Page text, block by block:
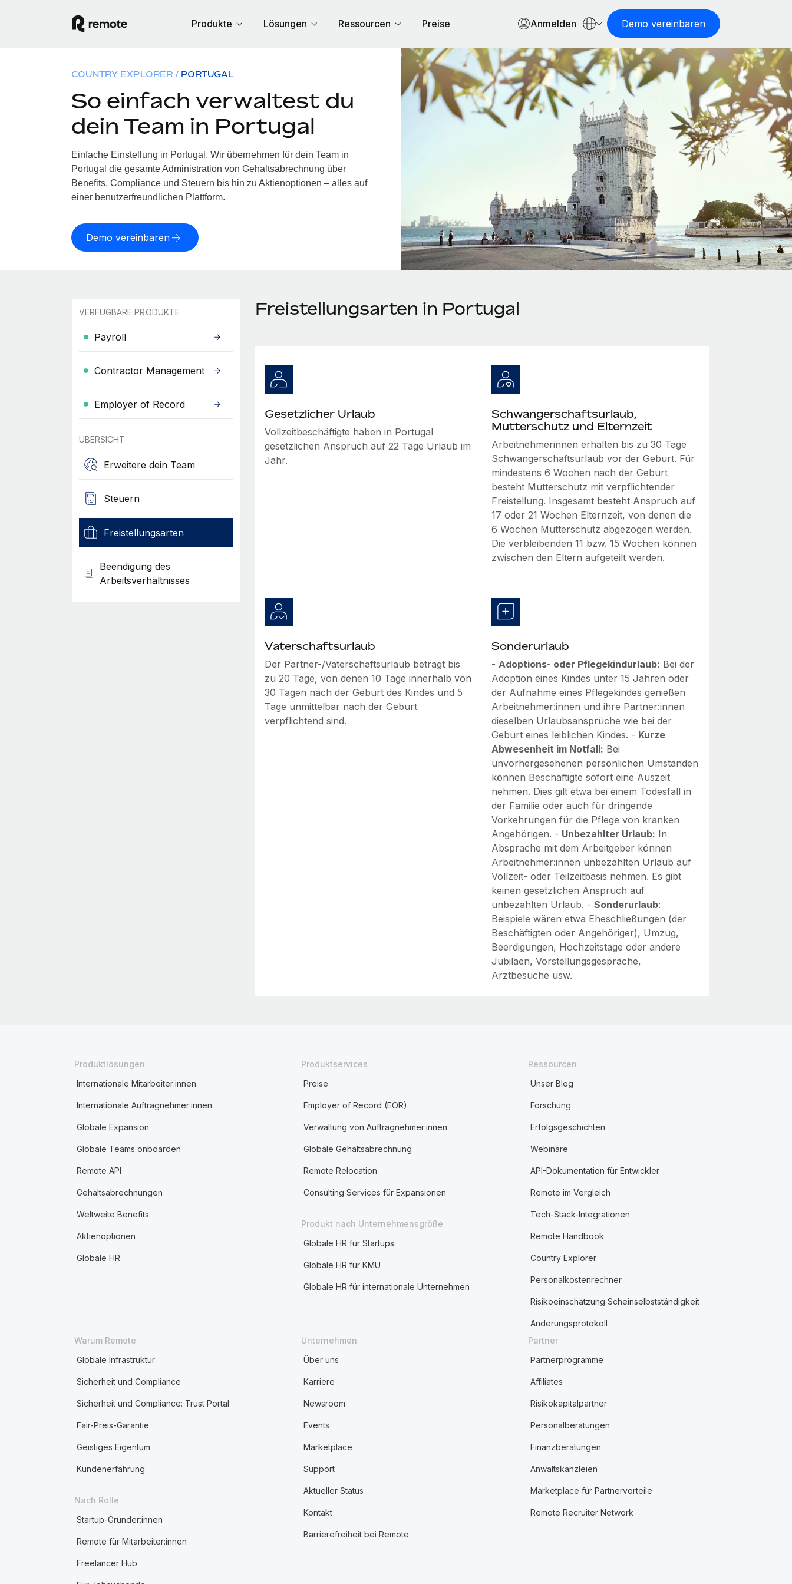
Produkte Lösungen Ressourcen Preise Anmelden Demo vereinbaren
COUNTRY EXPLORER PORTUGAL
So einfach verwaltest du
dein Team in Portugal
Einfache Einstellung in Portugal. Wir übernehmen für dein Team in
Portugal die gesamte Administration von Gehaltsabrechnung über
Benefits, Compliance und Steuern bis hin zu Aktienoptionen – alles auf
einer benutzerfreundlichen Plattform.
Demo vereinbaren
VERFÜGBARE PRODUKTE
Payroll
Contractor Management
Employer of Record
ÜBERSICHT
Erweitere dein Team
Steuern
Freistellungsarten
Beendigung des
Arbeitsverhältnisses
Freistellungsarten in Portugal
Gesetzlicher Urlaub
Vollzeitbeschäftigte haben in Portugal
gesetzlichen Anspruch auf 22 Tage Urlaub im
Jahr.
Schwangerschaftsurlaub,
Mutterschutz und Elternzeit
Arbeitnehmerinnen erhalten bis zu 30 Tage
Schwangerschaftsurlaub vor der Geburt. Für
mindestens 6 Wochen nach der Geburt
besteht Mutterschutz mit verpflichtender
Freistellung. Insgesamt besteht Anspruch auf
17 oder 21 Wochen Elternzeit, von denen die
6 Wochen Mutterschutz abgezogen werden.
Die verbleibenden 11 bzw. 15 Wochen können
zwischen den Eltern aufgeteilt werden.
Vaterschaftsurlaub
Der Partner-/Vaterschaftsurlaub beträgt bis
zu 20 Tage, von denen 10 Tage innerhalb von
30 Tagen nach der Geburt des Kindes und 5
Tage unmittelbar nach der Geburt
verpflichtend sind.
Sonderurlaub
-Adoptions- oder Pflegekindurlaub: Bei der
Adoption eines Kindes unter 15 Jahren oder
der Aufnahme eines Pflegekindes genießen
Arbeitnehmer:innen und ihre Partner:innen
dieselben Urlaubsansprüche wie bei der
Geburt eines leiblichen Kindes. - Kurze
Abwesenheit im Notfall: Bei
unvorhergesehenen persönlichen Umständen
können Beschäftigte sofort eine Auszeit
nehmen. Dies gilt etwa bei einem Todesfall in
der Familie oder auch für dringende
Vorkehrungen für die Pflege von kranken
Angehörigen. - Unbezahlter Urlaub: In
Absprache mit dem Arbeitgeber können
Arbeitnehmer:innen unbezahlten Urlaub auf
Vollzeit- oder Teilzeitbasis nehmen. Es gibt
keinen gesetzlichen Anspruch auf
unbezahlten Urlaub. -Sonderurlaub:
Beispiele wären etwa Eheschließungen (der
Beschäftigten oder Angehöriger), Umzug,
Beerdigungen, Hochzeitstage oder andere
Jubiläen, Vorstellungsgespräche,
Arztbesuche usw.
Produktlösungen
Internationale Mitarbeiter:innen
Internationale Auftragnehmer:innen
Globale Expansion
Globale Teams onboarden
Remote API
Gehaltsabrechnungen
Weltweite Benefits
Aktienoptionen
Globale HR
Produktservices
Preise
Employer of Record (EOR)
Verwaltung von Auftragnehmer:innen
Globale Gehaltsabrechnung
Remote Relocation
Consulting Services für Expansionen
Produkt nach Unternehmensgröße
Globale HR für Startups
Globale HR für KMU
Globale HR für internationale Unternehmen
Ressourcen
Unser Blog
Forschung
Erfolgsgeschichten
Webinare
API-Dokumentation für Entwickler
Remote im Vergleich
Tech-Stack-Integrationen
Remote Handbook
Country Explorer
Personalkostenrechner
Risikoeinschätzung Scheinselbstständigkeit
Änderungsprotokoll
Warum Remote
Globale Infrastruktur
Sicherheit und Compliance
Sicherheit und Compliance: Trust Portal
Fair-Preis-Garantie
Geistiges Eigentum
Kundenerfahrung
Nach Rolle
Startup-Gründer:innen
Remote für Mitarbeiter:innen
Freelancer Hub
Unternehmen
Über uns
Karriere
Newsroom
Events
Marketplace
Support
Aktueller Status
Kontakt
Barrierefreiheit bei Remote
Partner
Partnerprogramme
Affiliates
Risikokapitalpartner
Personalberatungen
Finanzberatungen
Anwaltskanzleien
Marketplace für Partnervorteile
Remote Recruiter Network